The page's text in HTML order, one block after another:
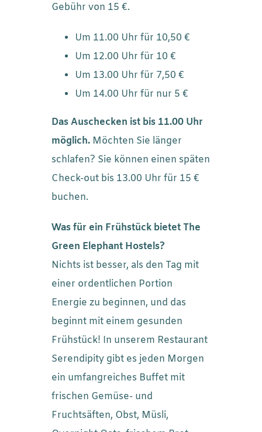
Gebühr von 15 €.
Um 11.00 Uhr für 10,50 €
Um 12.00 Uhr für 10 €
Um 13.00 Uhr für 7,50 €
Um 14.00 Uhr für nur 5 €
Das Auschecken ist bis 11.00 Uhr
möglich. Möchten Sie länger
schlafen? Sie können einen späten
Check-out bis 13.00 Uhr für 15 €
buchen.
Was für ein Frühstück bietet The
Green Elephant Hostels?
Nichts ist besser, als den Tag mit
einer ordentlichen Portion
Energie zu beginnen, und das
beginnt mit einem gesunden
Frühstück! In unserem Restaurant
Serendipity gibt es jeden Morgen
ein umfangreiches Buffet mit
frischen Gemüse- und
Fruchtsäften, Obst, Müsli,